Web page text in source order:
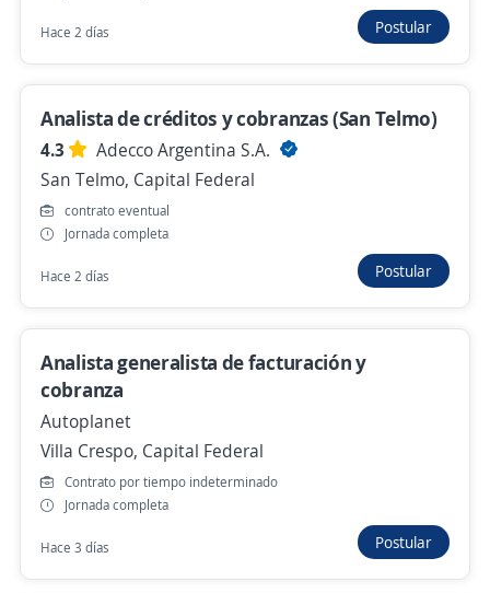
Se precisa Urgente
Analista de Cobranzas (CABA) Req210761
(Eventual)
4,3
ManpowerGroup
Monserrat, Capital Federal
Hace 4 días
Se precisa Urgente
Analistas de Cobranzas (CABA) Req210761
(Eventual)
4,3
ManpowerGroup
Monserrat, Capital Federal
Hace 6 días
Analistas de Cobranzas Digitales (Mora
Hace 2 días Postular
Analista de créditos y cobranzas (San Telmo)
4.3
Adecco Argentina S.A.
San Telmo, Capital Federal
contrato eventual
Jornada completa
Hace 2 días Postular
Analista generalista de facturación y
cobranza
Autoplanet
Villa Crespo, Capital Federal
Contrato por tiempo indeterminado
Jornada completa
Hace 3 días Postular